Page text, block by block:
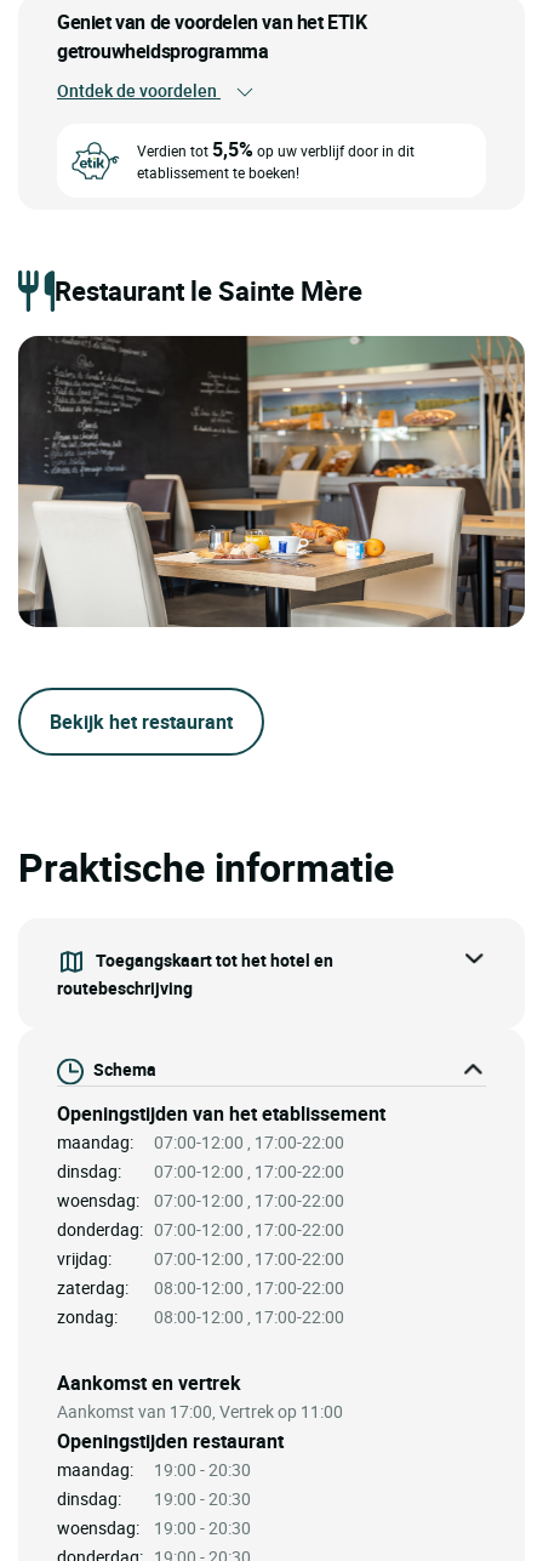
Geniet van de voordelen van het ETIK
getrouwheidsprogramma
Ontdek de voordelen
Verdien tot 5,5%op uw verblijf door in dit
etablissement te boeken!
Restaurant le Sainte Mère
Bekijk het restaurant
Praktische informatie
Toegangskaart tot het hotel en
routebeschrijving
Schema
Openingstijden van het etablissement
maandag:
07:00-12:00 , 17:00-22:00
dinsdag:
07:00-12:00 , 17:00-22:00
woensdag:
07:00-12:00 , 17:00-22:00
donderdag: 07:00-12:00 , 17:00-22:00
vrijdag:
07:00-12:00 , 17:00-22:00
zaterdag:
08:00-12:00 , 17:00-22:00
zondag:
08:00-12:00 , 17:00-22:00
Aankomst en vertrek
Aankomst van 17:00, Vertrek op 11:00
Openingstijden restaurant
maandag:
19:00 - 20:30
dinsdag:
19:00 - 20:30
woensdag:
19:00 - 20:30
donderdag: 19:00 - 20:30